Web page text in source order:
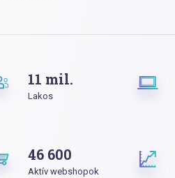
11 mil.
Lakos
46 600
Aktív webshopok